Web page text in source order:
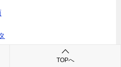
TOPへ